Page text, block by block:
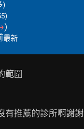
)
)
最新
範圍
有推薦的診所啊謝謝